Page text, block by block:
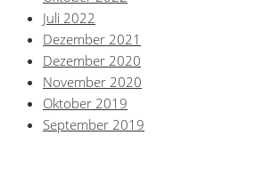
Juli 2022
Dezember 2021
Dezember 2020
November 2020
Oktober 2019
September 2019